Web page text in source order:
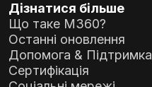
Дізнатися більше
Що таке M360?
Останні оновлення
Допомога & Підтримка
Сертифікація